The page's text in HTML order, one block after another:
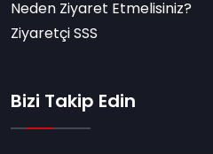
Neden Ziyaret Etmelisiniz?
Ziyaretçi SSS
Bizi Takip Edin